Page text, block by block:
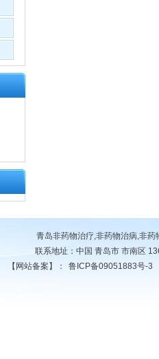
青岛非药物治疗,非药物治病,非
联系地址：中国 青岛市 市南区
【网站备案】：
鲁ICP备09051883号-3